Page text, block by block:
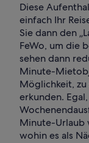
Diese
einfach Ihr
Sie dann den
FeWo, um die
sehen dann
Minute-
Möglichkeit,
erkunden.
Minute-Urlaub
wohin es als